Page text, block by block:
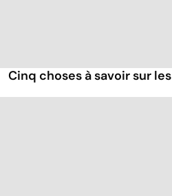
Cinq choses à savoir sur